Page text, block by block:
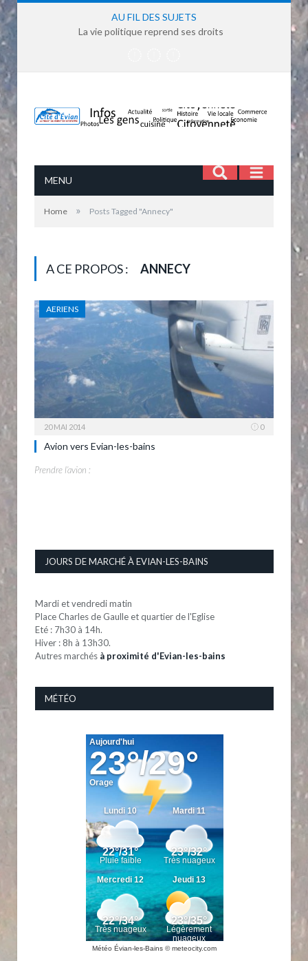
AU FIL DES SUJETS
La vie politique reprend ses droits
MENU
Home » Posts Tagged "Annecy"
A CE PROPOS : ANNECY
AERIENS
20 MAI 2014 0
Avion vers Evian-les-bains
Prendre l’avion :
JOURS DE MARCHÉ À EVIAN-LES-BAINS
Mardi et vendredi matin
Place Charles de Gaulle et quartier de l'Eglise
Eté : 7h30 à 14h.
Hiver : 8h à 13h30.
Autres marchés à proximité d'Evian-les-bains
MÉTÉO
Météo Évian-les-Bains © meteocity.com